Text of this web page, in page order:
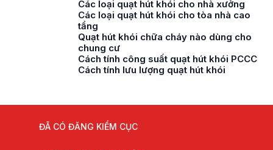
Các loại quạt hút khói cho nhà xưởng
Các loại quạt hút khói cho tòa nhà cao
tầng
Quạt hút khói chữa cháy nào dùng cho
chung cư
Cách tính công suất quạt hút khói PCCC
Cách tính lưu lượng quạt hút khói
ĐÃ CÓ ĐĂNG KIỂM CỤC